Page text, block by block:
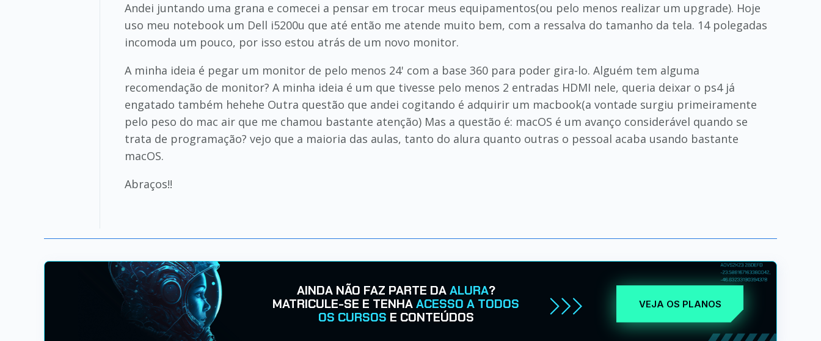
Andei juntando uma grana e comecei a pensar em trocar meus equipamentos(ou pelo menos realizar um upgrade). Hoje
uso meu notebook um Dell i5200u que até então me atende muito bem, com a ressalva do tamanho da tela. 14 polegadas
incomoda um pouco, por isso estou atrás de um novo monitor.
A minha ideia é pegar um monitor de pelo menos 24' com a base 360 para poder gira-lo. Alguém tem alguma
recomendação de monitor? A minha ideia é um que tivesse pelo menos 2 entradas HDMI nele, queria deixar o ps4 já
engatado também hehehe Outra questão que andei cogitando é adquirir um macbook(a vontade surgiu primeiramente
pelo peso do mac air que me chamou bastante atenção) Mas a questão é: macOS é um avanço considerável quando se
trata de programação? vejo que a maioria das aulas, tanto do alura quanto outras o pessoal acaba usando bastante
macOS.
Abraços!!
AINDA NÃO FAZ PARTE DAALURA?
MATRICULE-SE E TENHAACESSO A TODOS
OS CURSOS E CONTEÚDOS
VEJA OS PLANOS